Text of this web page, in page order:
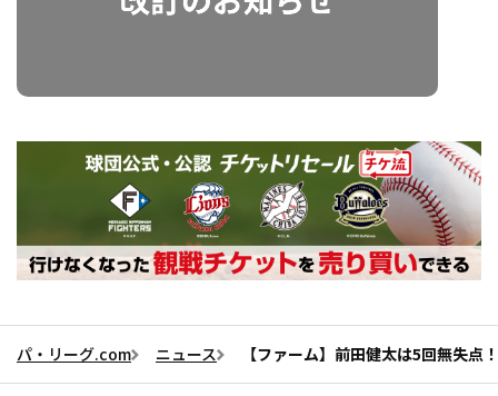
パ・リーグ.com ニュース 【ファーム】前田健太は5回無失